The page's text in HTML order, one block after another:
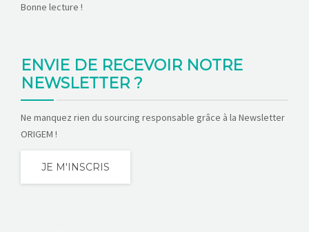
Bonne lecture !
ENVIE DE RECEVOIR NOTRE
NEWSLETTER ?
Ne manquez rien du sourcing responsable grâce à la Newsletter
ORIGEM !
JE M'INSCRIS